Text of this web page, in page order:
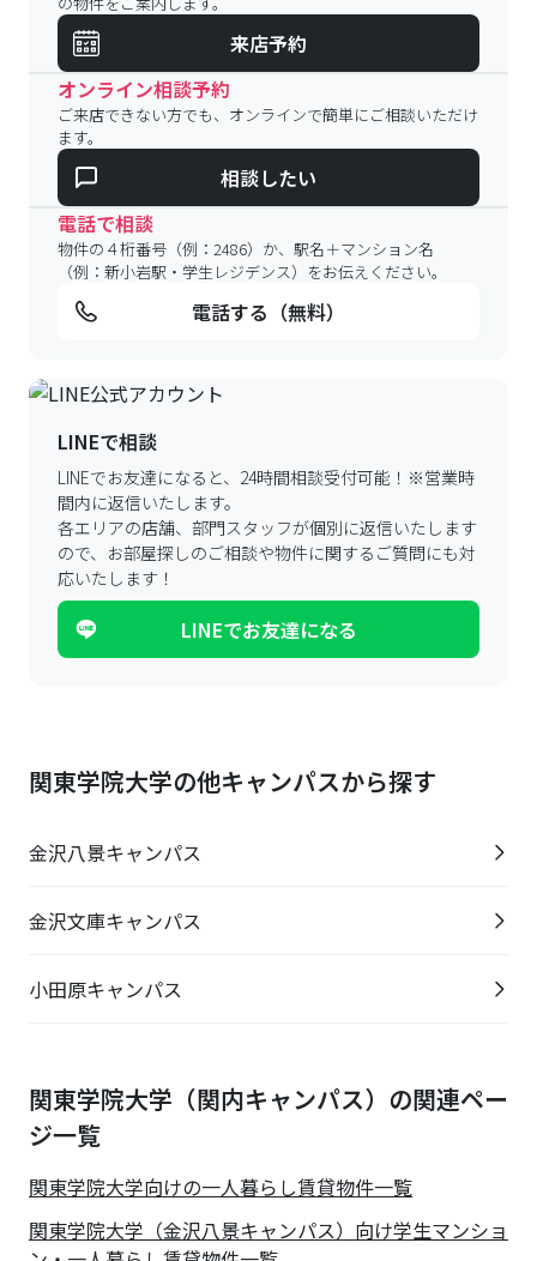
来店予約
オンライン相談予約
ご来店できない方でも、オンラインで簡単にご相談いただけ
ます。
相談したい
電話で相談
物件の４桁番号（例：2486）か、駅名＋マンション名
（例：新小岩駅・学生レジデンス）をお伝えください。
電話する（無料）
LINEで相談
LINEでお友達になると、24時間相談受付可能！ ※営業時
間内に返信いたします。
各エリアの店舗、部門スタッフが個別に返信いたします
ので、 お部屋探しのご相談や物件に関するご質問にも対
応いたします！
LINEでお友達になる
関東学院大学の他キャンパスから探す
金沢八景キャンパス
金沢文庫キャンパス
小田原キャンパス
関東学院大学（関内キャンパス）の関連ペー
ジ一覧
関東学院大学向けの一人暮らし賃貸物件一覧
関東学院大学（金沢八景キャンパス）向け学生マンショ